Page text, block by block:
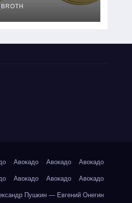
Авокадо Авокадо Авокадо
Авокадо Авокадо Авокадо
Пушкин — Евгений Онегин